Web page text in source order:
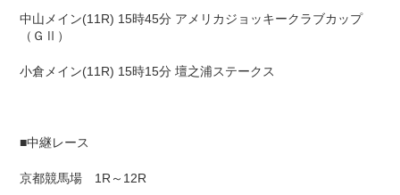
中山メイン(11R) 15時45分 アメリカジョッキークラブカップ
（ＧⅡ）
小倉メイン(11R) 15時15分 壇之浦ステークス
■中継レース
京都競馬場 1R～12R